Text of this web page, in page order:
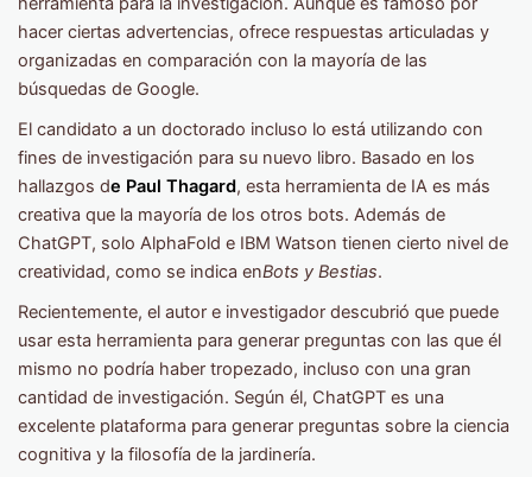
hacer ciertas advertencias, ofrece respuestas articuladas y
organizadas en comparación con la mayoría de las
búsquedas de Google.
El candidato a un doctorado incluso lo está utilizando con
fines de investigación para su nuevo libro. Basado en los
hallazgos de Paul Thagard, esta herramienta de IA es más
creativa que la mayoría de los otros bots. Además de
ChatGPT, solo AlphaFold e IBM Watson tienen cierto nivel de
creatividad, como se indica enBots y Bestias.
Recientemente, el autor e investigador descubrió que puede
usar esta herramienta para generar preguntas con las que él
mismo no podría haber tropezado, incluso con una gran
cantidad de investigación. Según él, ChatGPT es una
excelente plataforma para generar preguntas sobre la ciencia
cognitiva y la filosofía de la jardinería.